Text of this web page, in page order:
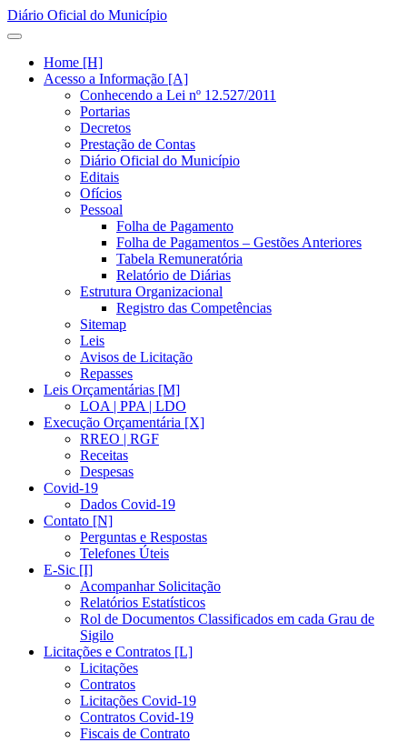
Diário Oficial do Município
Home [H]
Acesso a Informação [A]
Conhecendo a Lei nº 12.527/2011
Portarias
Decretos
Prestação de Contas
Diário Oficial do Município
Editais
Ofícios
Pessoal
Folha de Pagamento
Folha de Pagamentos – Gestões Anteriores
Tabela Remuneratória
Relatório de Diárias
Estrutura Organizacional
Registro das Competências
Sitemap
Leis
Avisos de Licitação
Repasses
Leis Orçamentárias [M]
LOA | PPA | LDO
Execução Orçamentária [X]
RREO | RGF
Receitas
Despesas
Covid-19
Dados Covid-19
Contato [N]
Perguntas e Respostas
Telefones Úteis
E-Sic [I]
Acompanhar Solicitação
Relatórios Estatísticos
Rol de Documentos Classificados em cada Grau de
Sigilo
Licitações e Contratos [L]
Licitações
Contratos
Licitações Covid-19
Contratos Covid-19
Fiscais de Contrato